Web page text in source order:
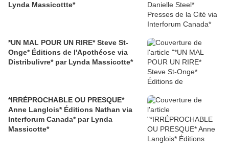
Lynda Massicottte*
*UN MAL POUR UN RIRE* Steve St-
Onge* Éditions de l'Apothéose via
Distribulivre* par Lynda Massicotte*
*IRRÉPROCHABLE OU PRESQUE*
Anne Langlois* Éditions Nathan via
Interforum Canada* par Lynda
Massicotte*